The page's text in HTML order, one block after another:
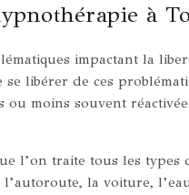
à
impactant la
se libérer de ces
ou moins souvent
l’on traite tous les types
la voiture,